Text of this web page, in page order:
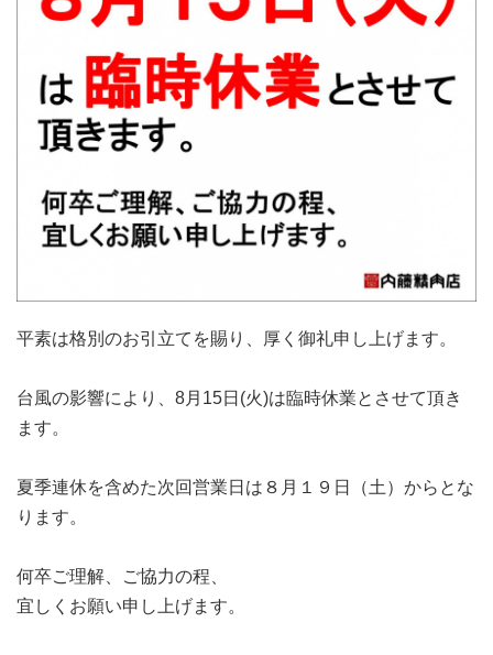
平素は格別のお引立てを賜り、厚く御礼申し上げます。
台風の影響により、8月15日(火)は臨時休業とさせて頂き
ます。
夏季連休を含めた次回営業日は８月１９日（土）からとな
ります。
何卒ご理解、ご協力の程、
宜しくお願い申し上げます。